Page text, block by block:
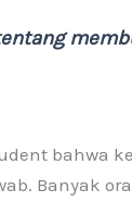
bahwa
Banyak